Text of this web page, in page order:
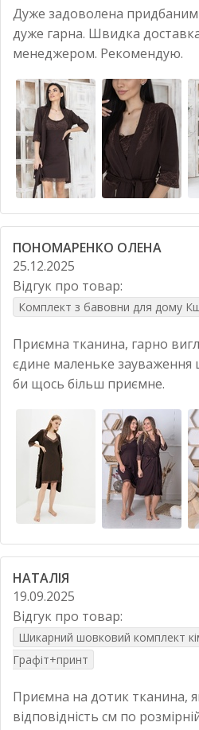
Дуже задоволена придбаним
дуже гарна. Швидка
менеджером. Рекомендую.
ПОНОМАРЕНКО ОЛЕНА
25.12.2025
Відгук про товар:
Комплект з бавовни для дому
Приємна тканина, гарно
єдине маленьке зауваження
би щось більш приємне.
НАТАЛІЯ
19.09.2025
Відгук про товар:
Шикарний шовковий комплект
Графіт+принт
Приємна на дотик тканина,
відповідність см по